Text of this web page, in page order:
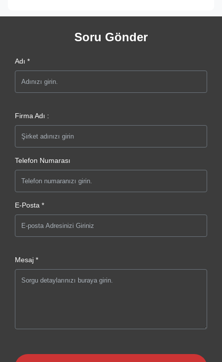
Soru Gönder
Adı *
Firma Adı :
Telefon Numarası
E-Posta *
Mesaj *